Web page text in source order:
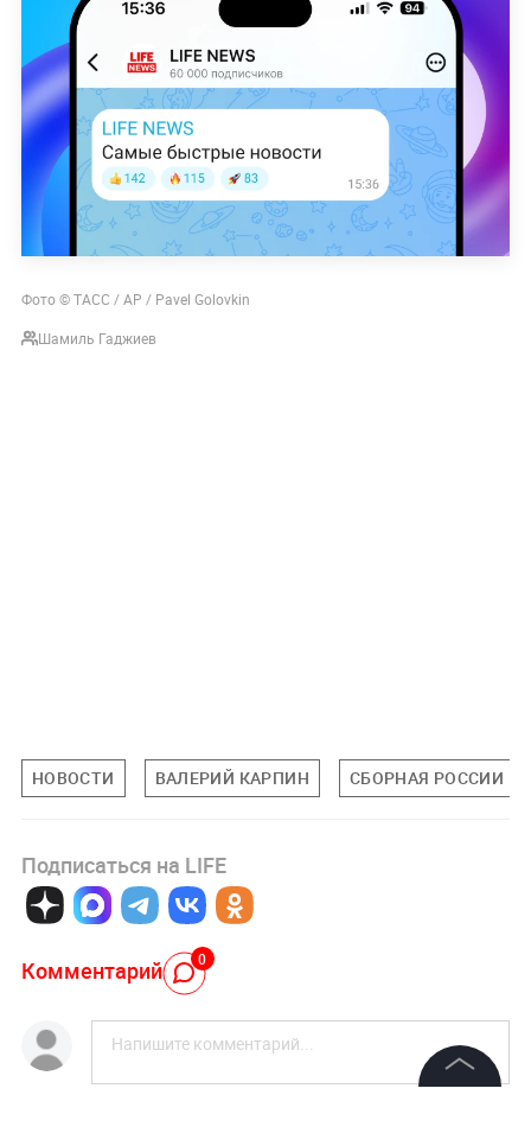
Фото © ТАСС / АР / Pavel Golovkin
Шамиль Гаджиев
НОВОСТИ ВАЛЕРИЙ КАРПИН СБОРНАЯ РОССИИ
Подписаться на LIFE
Комментарий 0